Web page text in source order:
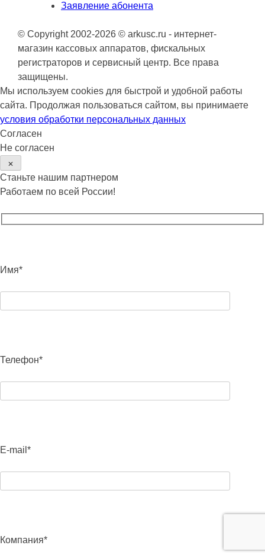
Заявление абонента
© Copyright 2002-2026 © arkusc.ru - интернет-
магазин кассовых аппаратов, фискальных
регистраторов и сервисный центр. Все права
защищены.
Мы используем cookies для быстрой и удобной работы
сайта. Продолжая пользоваться сайтом, вы принимаете
условия обработки персональных данных
Согласен
Не согласен
✕
Станьте нашим партнером
Работаем по всей России!
Имя*
Телефон*
E-mail*
Компания*